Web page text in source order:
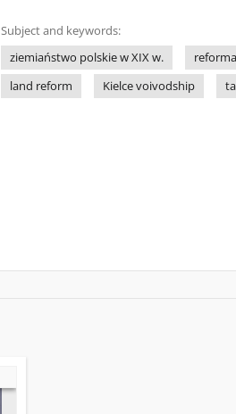
Subject and keywords:
ziemiaństwo polskie w XIX w.
land reform
Kielce voivodship